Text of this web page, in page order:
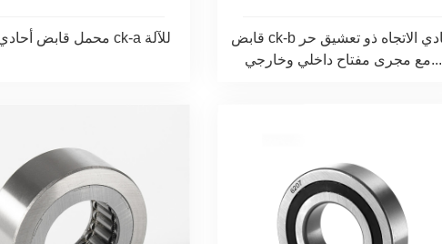
محمل قابض أحادي الاتجاه ck-a للآلة
قابض ck-b أحادي الاتجاه ذو تعشيق حر
مع مجرى مفتاح داخلي وخارجي...